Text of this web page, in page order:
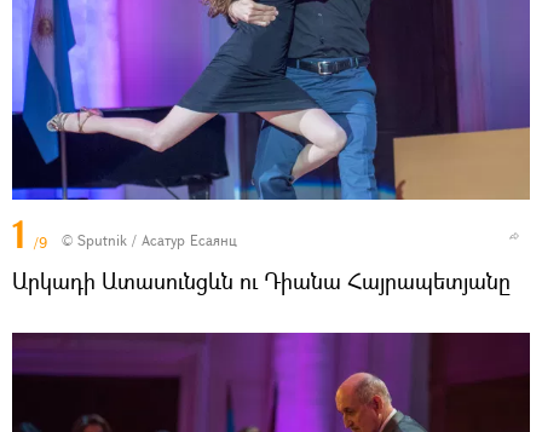
1 /9 © Sputnik / Асатур Есаянц
Արկադի Ատասունցևն ու Դիանա Հայրապետյանը